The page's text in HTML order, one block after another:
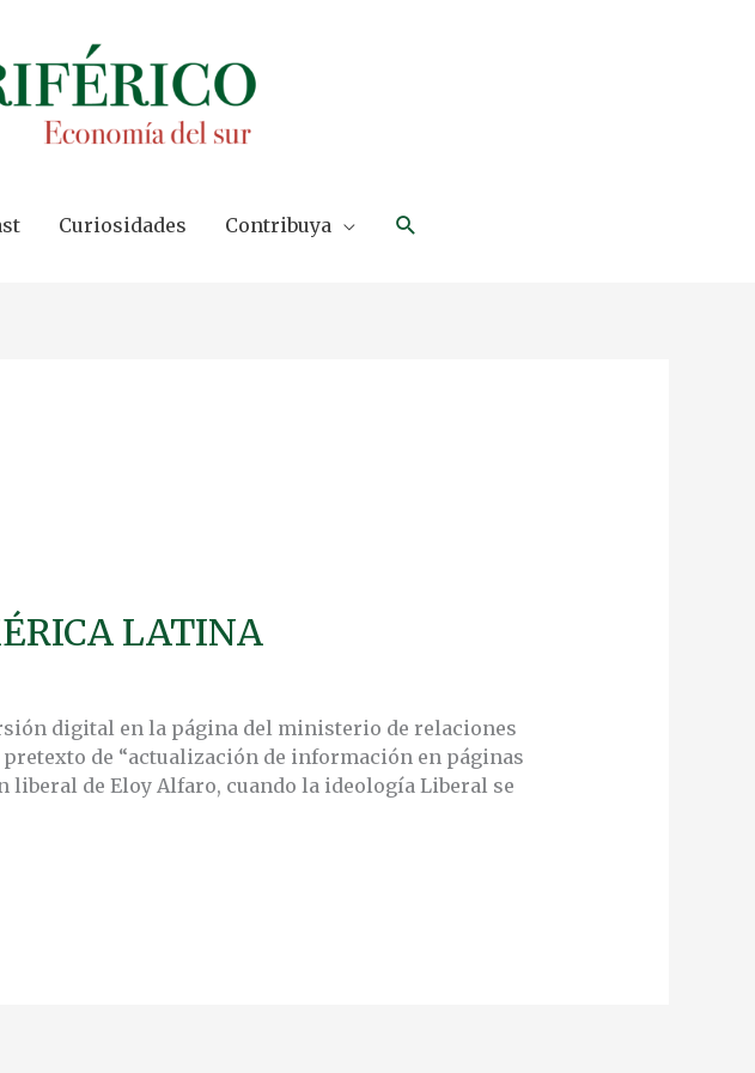
Curiosidades Contribuya Search
LATINA
digital en la página del ministerio de relaciones
de “actualización de información en páginas
de Eloy Alfaro, cuando la ideología Liberal se